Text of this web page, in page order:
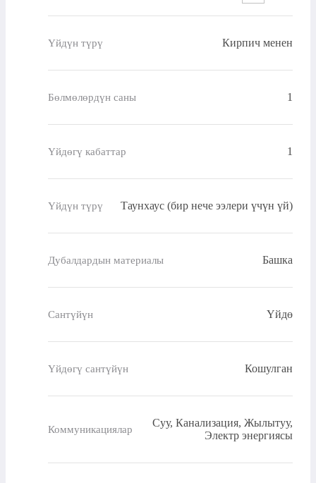
Үйдүн түрү Кирпич менен
Бөлмөлөрдүн саны 1
Үйдөгү кабаттар 1
Үйдүн түрү Таунхаус (бир нече ээлери үчүн үй)
Дубалдардын материалы Башка
Сантүйүн Үйдө
Үйдөгү сантүйүн Кошулган
Коммуникациялар
Суу, Канализация, Жылытуу,
Электр энергиясы